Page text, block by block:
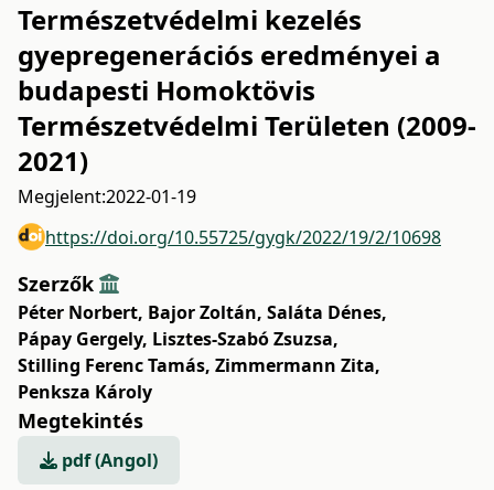
Természetvédelmi kezelés
gyepregenerációs eredményei a
budapesti Homoktövis
Természetvédelmi Területen (2009-
2021)
Megjelent:2022-01-19
https://doi.org/10.55725/gygk/2022/19/2/10698
Szerzők
Péter Norbert, Bajor Zoltán, Saláta Dénes,
Pápay Gergely, Lisztes-Szabó Zsuzsa,
Stilling Ferenc Tamás, Zimmermann Zita,
Penksza Károly
Megtekintés
pdf (Angol)